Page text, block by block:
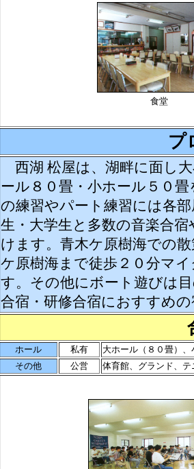
食堂
プ
西湖 松屋は、湖畔に面し
ール８０畳・小ホール５０
の練習やパート練習には各
生・大学生と多数の音楽合
けます。青木ケ原樹海での
ケ原樹海まで徒歩２０分マ
す。その他にボート遊びは
合宿・研修合宿におすすめ
ホール 私有
大ホール（８０畳）
その他
公営 体育館、グランド、